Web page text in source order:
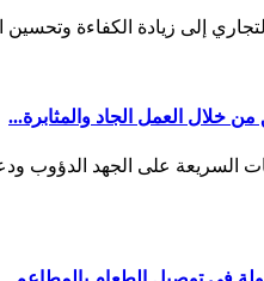
إلى زيادة الكفاءة وتحسين
خلال العمل الجاد والمثابرة...
السريعة على الجهد الدؤوب